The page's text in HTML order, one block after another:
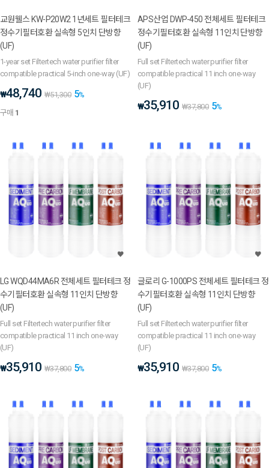
교원웰스 KW-P20W2 1년세트 필터테크
정수기필터호환 실속형 5인치 단방향
(UF)
1-year set Filtertech water purifier filter
compatible practical 5-inch one-way (UF)
₩48,740 ₩51,300 5%
구매 1
APS산업 DWP-450 전체세트 필터테크
정수기필터호환 실속형 11인치 단방향
(UF)
Full set Filtertech water purifier filter
compatible practical 11 inch one-way
(UF)
₩35,910 ₩37,800 5%
LG WQD44MA6R 전체세트 필터테크 정
수기필터호환 실속형 11인치 단방향
(UF)
Full set Filtertech water purifier filter
compatible practical 11 inch one-way
(UF)
₩35,910 ₩37,800 5%
글로리 G-1000PS 전체세트 필터테크 정
수기필터호환 실속형 11인치 단방향
(UF)
Full set Filtertech water purifier filter
compatible practical 11 inch one-way
(UF)
₩35,910 ₩37,800 5%